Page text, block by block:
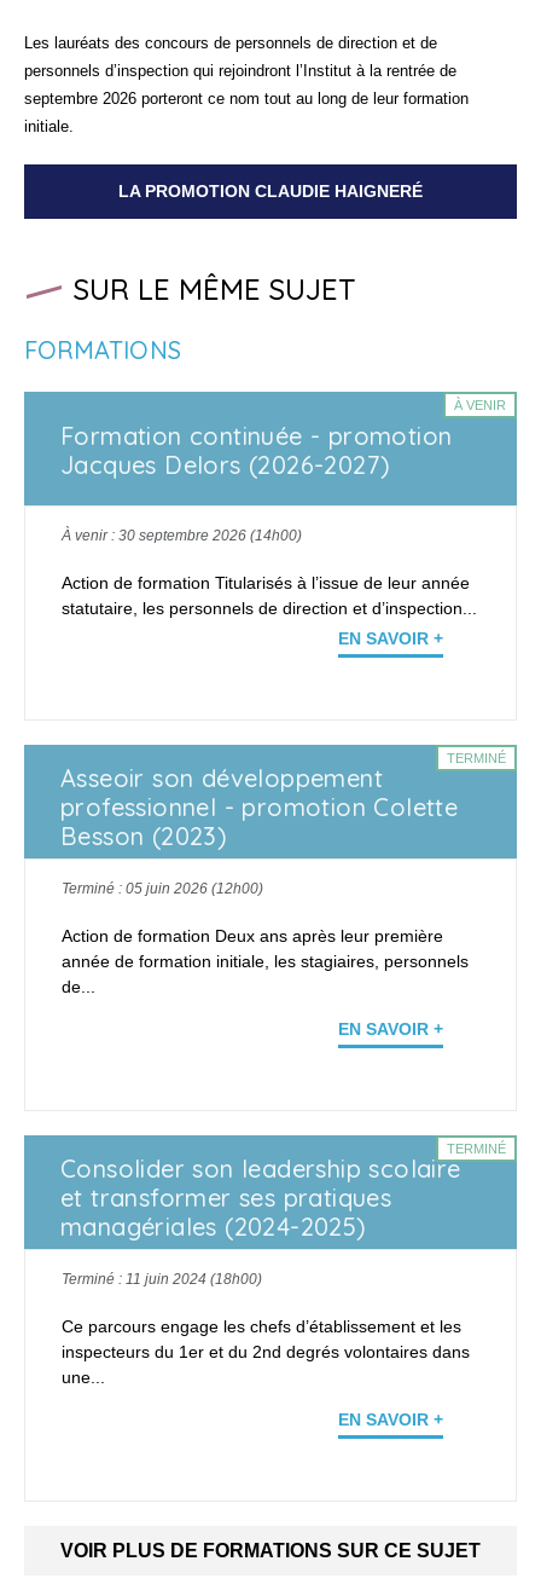
Les lauréats des concours de personnels de direction et de
personnels d’inspection qui rejoindront l’Institut à la rentrée de
septembre 2026 porteront ce nom tout au long de leur formation
initiale.
LA PROMOTION CLAUDIE HAIGNERÉ
SUR LE MÊME SUJET
FORMATIONS
Formation continuée - promotion
Jacques Delors (2026-2027)
À VENIR
À venir : 30 septembre 2026 (14h00)
Action de formation Titularisés à l’issue de leur année
statutaire, les personnels de direction et d’inspection...
EN SAVOIR +
Asseoir son développement
professionnel - promotion Colette
Besson (2023)
TERMINÉ
Terminé : 05 juin 2026 (12h00)
Action de formation Deux ans après leur première
année de formation initiale, les stagiaires, personnels
de...
EN SAVOIR +
Consolider son leadership scolaire
et transformer ses pratiques
managériales (2024-2025)
TERMINÉ
Terminé : 11 juin 2024 (18h00)
Ce parcours engage les chefs d’établissement et les
inspecteurs du 1er et du 2nd degrés volontaires dans
une...
EN SAVOIR +
VOIR PLUS DE FORMATIONS SUR CE SUJET